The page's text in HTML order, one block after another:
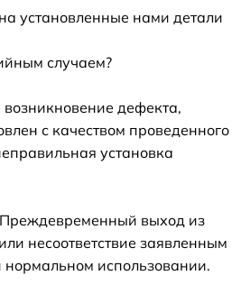
установленные нами детали
случаем?
дефекта,
с качеством проведенного
установка
выход из
несоответствие заявленным
использовании.